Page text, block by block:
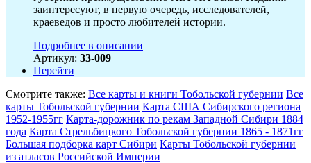
заинтересуют, в первую очередь, исследователей,
краеведов и просто любителей истории.
Подробнее в описании
Артикул: 33-009
Перейти
Смотрите также: Все карты и книги Тобольской губернии Все
карты Тобольской губернии Карта США Сибирского региона
1952-1955гг Карта-дорожник по рекам Западной Сибири 1884
года Карта Стрельбицкого Тобольской губернии 1865 - 1871гг
Большая подборка карт Сибири Карты Тобольской губернии
из атласов Российской Империи